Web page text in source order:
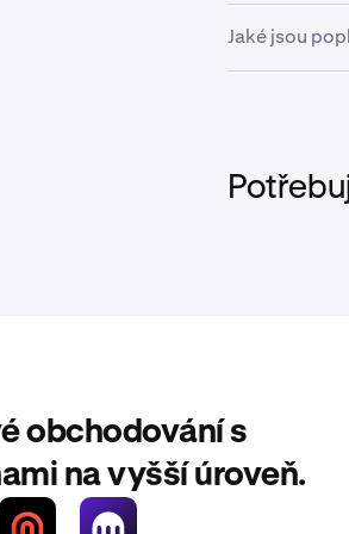
Dále
3
Pokud
nejlepší
přerušením.
Jaké jsou
obchodování s
na vyšší úroveň.